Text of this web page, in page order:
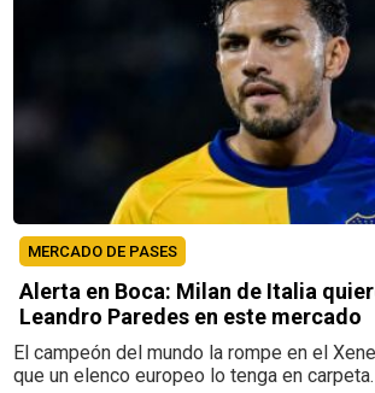
MERCADO DE PASES
Alerta en Boca: Milan de Italia
Leandro Paredes en este mercado
El campeón del mundo la rompe en el
que un elenco europeo lo tenga en carpeta.